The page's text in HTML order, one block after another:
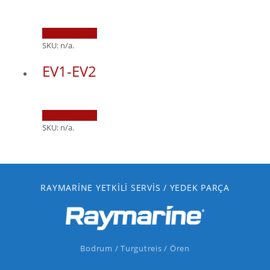
SKU: n/a.
EV1-EV2
SKU: n/a.
RAYMARINE YETKILI SERVIS / YEDEK PARÇA
Bodrum / Turgutreis / Ören